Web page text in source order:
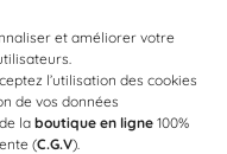
et améliorer votre
l’utilisation des cookies
de vos données
la boutique en ligne 100%
(C.G.V). email